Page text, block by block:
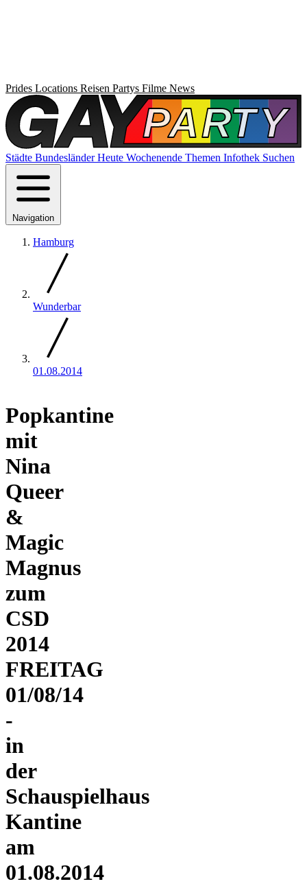
Prides Locations Reisen Partys Filme News
Städte BundesländerHeute Wochenende Themen Infothek Suchen
Navigation
Hamburg
Wunderbar
01.08.2014
Popkantine
mit
Nina
Queer
&
Magic
Magnus
zum
CSD
2014
FREITAG
01/08/14
-
in
der
Schauspielhaus
Kantine
am
01.08.2014